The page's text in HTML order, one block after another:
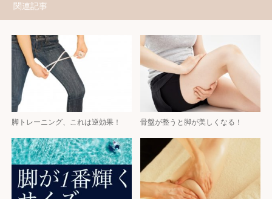
関連記事
脚トレーニング、これは逆効果！ 骨盤が整うと脚が美しくなる！